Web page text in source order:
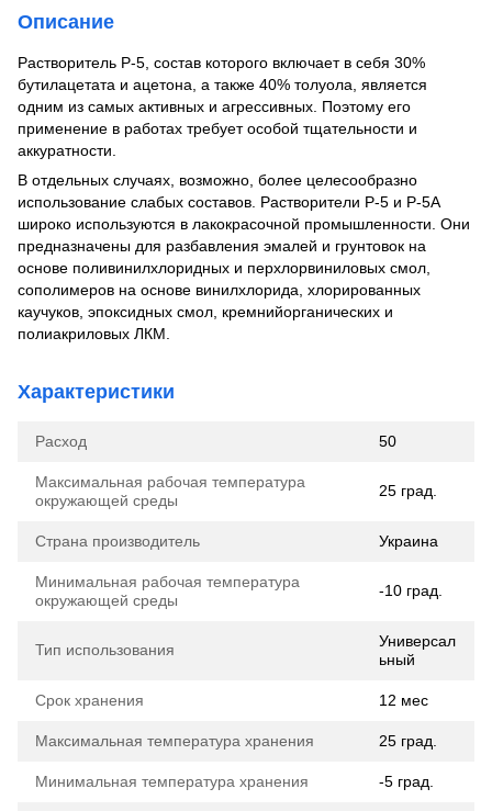
Описание
Растворитель Р-5, состав которого включает в себя 30%
бутилацетата и ацетона, а также 40% толуола, является
одним из самых активных и агрессивных. Поэтому его
применение в работах требует особой тщательности и
аккуратности.
В отдельных случаях, возможно, более целесообразно
использование слабых составов. Растворители Р-5 и Р-5А
широко используются в лакокрасочной промышленности. Они
предназначены для разбавления эмалей и грунтовок на
основе поливинилхлоридных и перхлорвиниловых смол,
сополимеров на основе винилхлорида, хлорированных
каучуков, эпоксидных смол, кремнийорганических и
полиакриловых ЛКМ.
Характеристики
Расход 50
Максимальная рабочая температура
окружающей среды
25 град.
Страна производитель Украина
Минимальная рабочая температура
окружающей среды
-10 град.
Тип использования
Универсал
ьный
Срок хранения 12 мес
Максимальная температура хранения 25 град.
Минимальная температура хранения -5 град.